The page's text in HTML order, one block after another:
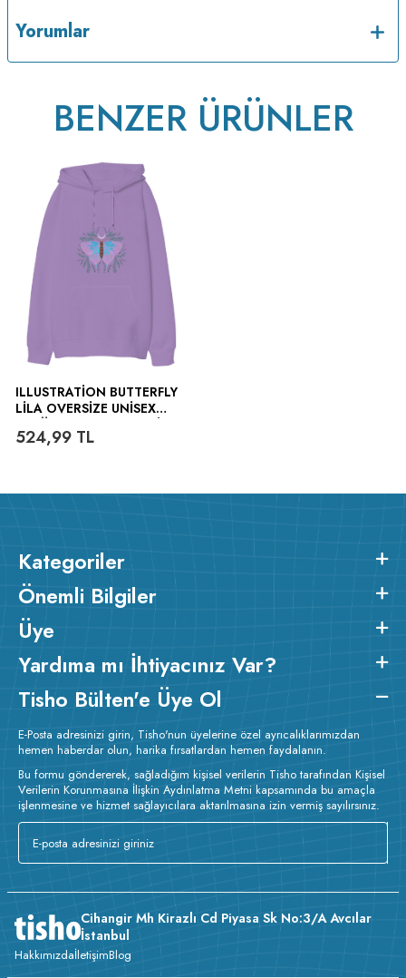
v223.22
Yorumlar
BENZER ÜRÜNLER
ILLUSTRATION BUTTERFLY
LILA OVERSIZE UNISEX
524,99 TL
Kategoriler
Önemli Bilgiler
Üye
Yardıma mı İhtiyacınız Var?
Tisho Bülten'e Üye Ol
E-Posta adresinizi girin, Tisho'nun üyelerine özel ayrıcalıklarımızdan
hemen haberdar olun, harika fırsatlardan hemen faydalanın.
Bu formu göndererek, sağladığım kişisel verilerin Tisho tarafından Kişisel
Verilerin Korunmasına İlişkin Aydınlatma Metni kapsamında bu amaçla
işlenmesine ve hizmet sağlayıcılara aktarılmasına izin vermiş sayılırsınız.
Cihangir Mh Kirazlı Cd Piyasa Sk No:3/A Avcılar
İstanbul
HakkımızdaİletişimBlog